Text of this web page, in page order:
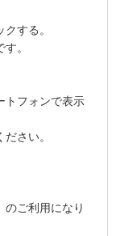
する。
。
トフォンで表示
さい。
のご利用になり